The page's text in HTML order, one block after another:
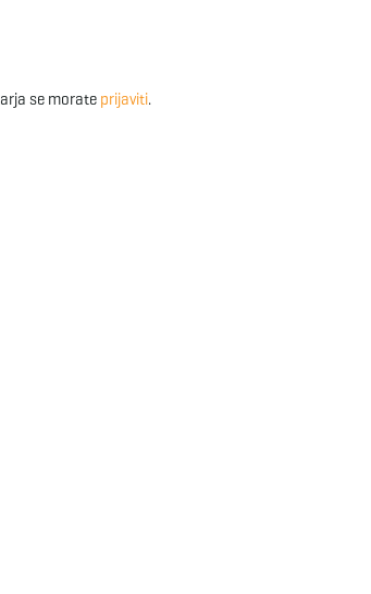
se morate prijaviti.